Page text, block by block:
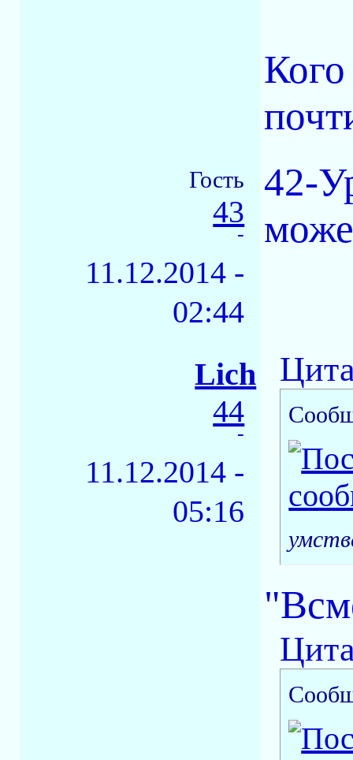
Гость
43
-
11.12.2014 -
02:44
42-
Lich
44
-
11.12.2014 -
05:16